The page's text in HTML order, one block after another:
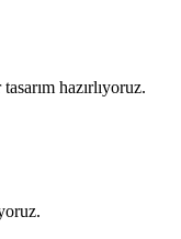
hazırlıyoruz.